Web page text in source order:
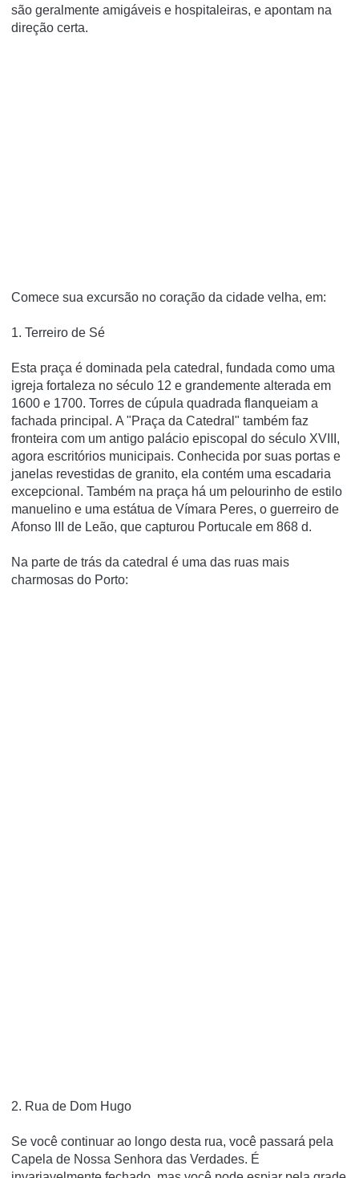
são geralmente amigáveis e hospitaleiras, e apontam na
direção certa.
Comece sua excursão no coração da cidade velha, em:
1. Terreiro de Sé
Esta praça é dominada pela catedral, fundada como uma
igreja fortaleza no século 12 e grandemente alterada em
1600 e 1700. Torres de cúpula quadrada flanqueiam a
fachada principal. A "Praça da Catedral" também faz
fronteira com um antigo palácio episcopal do século XVIII,
agora escritórios municipais. Conhecida por suas portas e
janelas revestidas de granito, ela contém uma escadaria
excepcional. Também na praça há um pelourinho de estilo
manuelino e uma estátua de Vímara Peres, o guerreiro de
Afonso III de Leão, que capturou Portucale em 868 d.
Na parte de trás da catedral é uma das ruas mais
charmosas do Porto:
2. Rua de Dom Hugo
Se você continuar ao longo desta rua, você passará pela
Capela de Nossa Senhora das Verdades. É